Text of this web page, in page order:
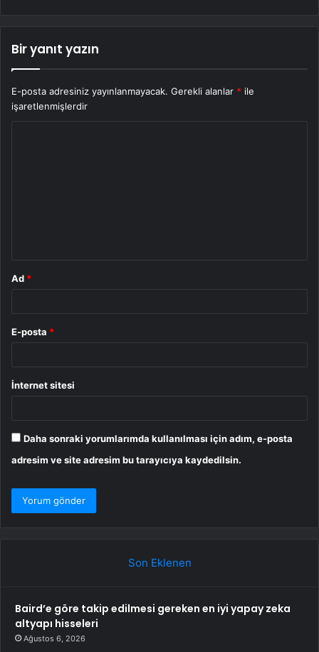
Bir yanıt yazın
E-posta adresiniz yayınlanmayacak. Gerekli alanlar * ile
işaretlenmişlerdir
Ad *
E-posta *
İnternet sitesi
Daha sonraki yorumlarımda kullanılması için adım, e-posta
adresim ve site adresim bu tarayıcıya kaydedilsin.
Son Eklenen
Baird’e göre takip edilmesi gereken en iyi yapay zeka
altyapı hisseleri
Ağustos 6, 2026